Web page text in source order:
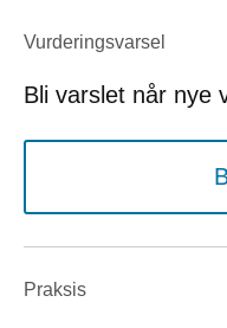
Vurderings­varsel
Bli varslet når nye
Praksis